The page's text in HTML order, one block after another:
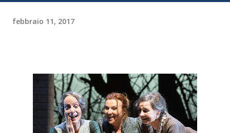
febbraio 11, 2017